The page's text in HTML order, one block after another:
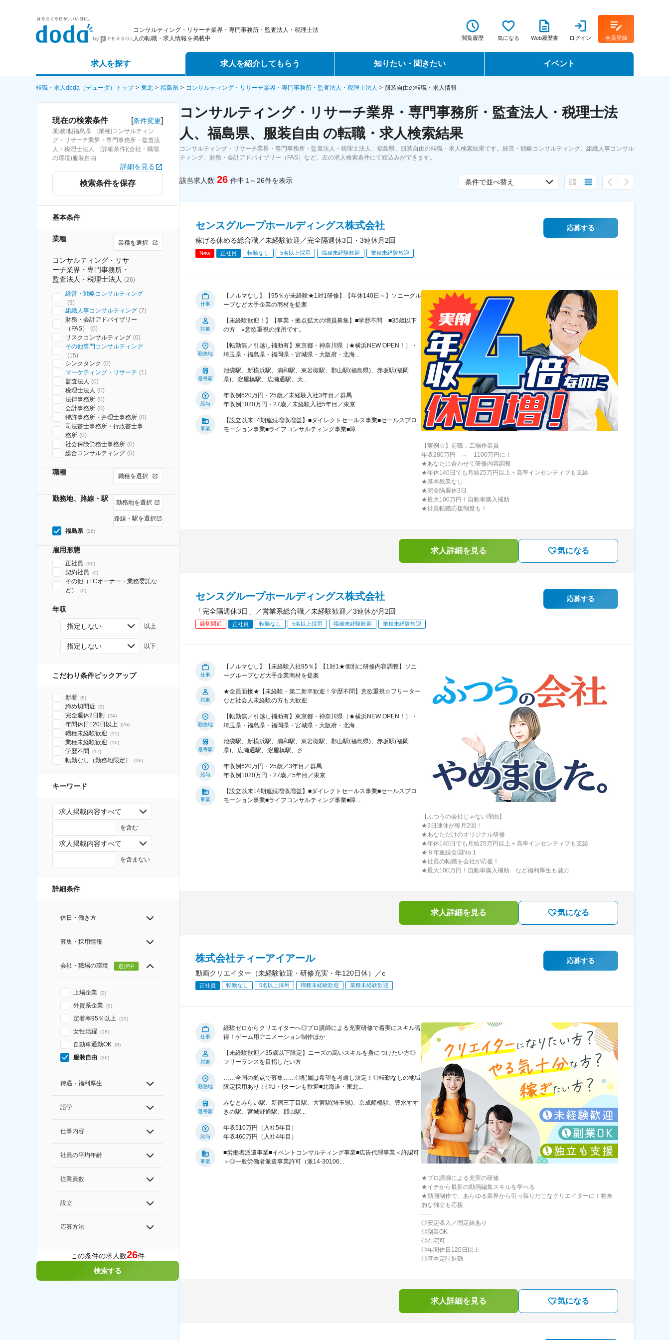
コンサルティング・リサーチ業界・専門事務所・監査法人・税理士法
人の転職・求人情報を掲載中
閲覧履歴 気になる Web履歴書 ログイン 会員登録
求人を探す
詳細条件から探す
求人特集から探す
求人を紹介してもらう
エージェントサービス
スカウトサービス
パートナーエージェントサービス
知りたい・聞きたい
転職ノウハウ
データで見る転職
コラム・インタビュー
転職Q&A
イベント
転職フェア
転職・求人doda（デューダ）トップ 東北 福島県 コンサルティング・リサーチ業界・専門事務所・監査法人・税理士法人 服装自由の転職・求人情報
現在の検索条件 [条件変更]
[勤務地]福島県 [業種]コンサルティン
グ・リサーチ業界・専門事務所・監査法
人・税理士法人 [詳細条件](会社・職場
の環境)服装自由
詳細を見る
検索条件を保存
基本条件
業種 業種を選択
コンサルティング・リサ
ーチ業界・専門事務所・
監査法人・税理士法人 (26)
経営・戦略コンサルティング
(9)
組織人事コンサルティング (7)
財務・会計アドバイザリー
（FAS）
(0)
リスクコンサルティング (0)
その他専門コンサルティング
(15)
シンクタンク (0)
マーケティング・リサーチ (1)
監査法人 (0)
税理士法人 (0)
法律事務所 (0)
会計事務所 (0)
特許事務所・弁理士事務所 (0)
司法書士事務所・行政書士事
務所 (0)
社会保険労務士事務所 (0)
総合コンサルティング (0)
職種 職種を選択
勤務地、路線・駅 勤務地を選択
路線・駅を選択
福島県 (26)
雇用形態
正社員 (26)
契約社員 (0)
その他（FCオーナー・業務委託な
ど）
(0)
年収
指定しない 以上
指定しない 以下
こだわり条件ピックアップ
新着 (8)
締め切間近 (2)
完全週休2日制 (24)
年間休日120日以上 (26)
職種未経験歓迎 (15)
業種未経験歓迎 (16)
学歴不問 (17)
転勤なし（勤務地限定） (26)
キーワード
求人掲載内容すべて
を含む
求人掲載内容すべて
を含まない
詳細条件
休日・働き方
募集・採用情報
会社・職場の環境 選択中
上場企業 (0)
外資系企業 (0)
定着率95％以上 (10)
女性活躍 (18)
自動車通勤OK (3)
服装自由 (26)
待遇・福利厚生
語学
仕事内容
社員の平均年齢
従業員数
設立
応募方法
この条件の求人数26件
検索する
コンサルティング・リサーチ業界・専門事務所・監査法人・税理士法
人、福島県、服装自由 の転職・求人検索結果
コンサルティング・リサーチ業界・専門事務所・監査法人・税理士法人、福島県、服装自由の転職・求人検索結果です。経営・戦略コンサルティング、組織人事コンサル
ティング、財務・会計アドバイザリー（FAS）など、左の求人検索条件にて絞込みができます。
該当求人数 26 件中 1～26件を表示 条件で並べ替え
センスグループホールディングス株式会社
稼げる休める総合職／未経験歓迎／完全隔週休3日・3連休月2回
New 正社員 転勤なし 5名以上採用 職種未経験歓迎 業種未経験歓迎
応募する
仕事
【ノルマなし】【95％が未経験★1対1研修】【年休140日～】ソニーグル
ープなど大手企業の商材を提案
対象
【未経験歓迎！】【事業・拠点拡大の増員募集】■学歴不問 ■35歳以下
の方 ※意欲重視の採用です。
勤務地
【転勤無／引越し補助有】東京都・神奈川県（★横浜NEW OPEN！）・
埼玉県・福島県・福岡県・宮城県・大阪府・北海...
最寄駅
池袋駅、新横浜駅、浦和駅、東岩槻駅、郡山駅(福島県)、赤坂駅(福岡
県)、淀屋橋駅、広瀬通駅、大...
給与
年収例620万円・25歳／未経験入社3年目／群馬
年収例1020万円・27歳／未経験入社5年目／東京
事業
【設立以来14期連続増収増益】■ダイレクトセールス事業■セールスプロ
モーション事業■ライフコンサルティング事業■障...
【実例☆】前職：工場作業員
年収280万円 → 1100万円に！
★あなたに合わせて研修内容調整
★年休140日でも月給25万円以上＋高率インセンティブも支給
★基本残業なし
★完全隔週休3日
★最大100万円！自動車購入補助
★社員転職応援制度も！
求人詳細を見る 気になる
センスグループホールディングス株式会社
「完全隔週休3日」／営業系総合職／未経験歓迎／3連休が月2回
締切間近 正社員 転勤なし 5名以上採用 職種未経験歓迎 業種未経験歓迎
応募する
仕事
【ノルマなし】【未経験入社95％】【1対1★個別に研修内容調整】ソニ
ーグループなど大手企業商材を提案
対象
★全員面接★【未経験・第二新卒歓迎！学歴不問】意欲重視☆フリーター
など社会人未経験の方も大歓迎
勤務地
【転勤無／引越し補助有】東京都・神奈川県（★横浜NEW OPEN！）・
埼玉県・福島県・福岡県・宮城県・大阪府・北海...
最寄駅
池袋駅、新横浜駅、浦和駅、東岩槻駅、郡山駅(福島県)、赤坂駅(福岡
県)、広瀬通駅、淀屋橋駅、さ...
給与
年収例620万円・25歳／3年目／群馬
年収例1020万円・27歳／5年目／東京
事業
【設立以来14期連続増収増益】■ダイレクトセールス事業■セールスプロ
モーション事業■ライフコンサルティング事業■障...
【ふつうの会社じゃない理由】
★3日連休が毎月2回！
★あなただけのオリジナル研修
★年休140日でも月給25万円以上＋高率インセンティブも支給
★８年連続全国No.1
★社員の転職を会社が応援！
★最大100万円！自動車購入補助 など福利厚生も魅力
求人詳細を見る 気になる
株式会社ティーアイアール
動画クリエイター（未経験歓迎・研修充実・年120日休）／c
正社員 転勤なし 5名以上採用 職種未経験歓迎 業種未経験歓迎
応募する
仕事
経験ゼロからクリエイターへ◎プロ講師による充実研修で着実にスキル習
得！ゲーム用アニメーション制作ほか
対象
【未経験歓迎／35歳以下限定】ニーズの高いスキルを身につけたい方◎
フリーランスを目指したい方
勤務地
……全国の拠点で募集……◎配属は希望を考慮し決定！◎転勤なしの地域
限定採用あり！◎U・Iターンも歓迎■北海道・東北...
最寄駅
みなとみらい駅、新宿三丁目駅、大宮駅(埼玉県)、京成船橋駅、豊水すす
きの駅、宮城野通駅、郡山駅...
給与
年収510万円（入社5年目）
年収460万円（入社4年目）
事業
■労働者派遣事業■イベントコンサルティング事業■広告代理事業＜許認可
＞◎一般労働者派遣事業許可（派14-30106...
★プロ講師による充実の研修
★イチから最新の動画編集スキルを学べる
★動画制作で、あらゆる業界から引っ張りだこなクリエイターに！将来
的な独立も応援
――
◎安定収入／固定給あり
◎副業OK
◎在宅可
◎年間休日120日以上
◎基本定時退勤
求人詳細を見る 気になる